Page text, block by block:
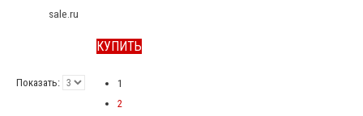
sale.ru
КУПИТЬ
Показать:
1
2